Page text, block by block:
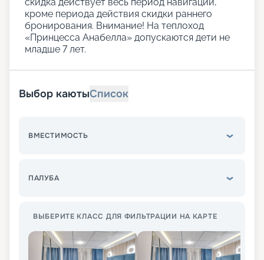
кроме периода действия скидки раннего
бронирования. Внимание! На теплоход
«Принцесса Анабелла» допускаются дети не
младше 7 лет.
Выбор каютыСписок
ВМЕСТИМОСТЬ
ПАЛУБА
ВЫБЕРИТЕ КЛАСС ДЛЯ ФИЛЬТРАЦИИ НА КАРТЕ